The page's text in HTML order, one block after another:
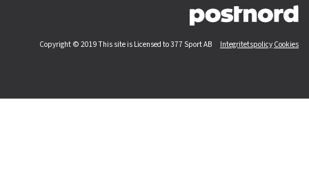
Copyright © 2019 This site is Licensed to 377 Sport AB Integritetspolicy Cookies